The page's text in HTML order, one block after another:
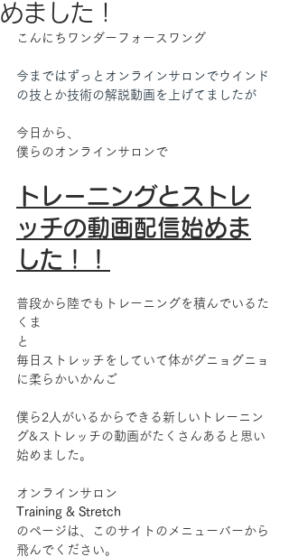
めました！
こんにちワンダーフォースワング
今まではずっとオンラインサロンでウインド
の技とか技術の解説動画を上げてましたが
今日から、
僕らのオンラインサロンで
トレーニングとストレ
ッチの動画配信始めま
した！！
普段から陸でもトレーニングを積んでいるた
くま
と
毎日ストレッチをしていて体がグニョグニョ
に柔らかいかんご
僕ら2人がいるからできる新しいトレーニン
グ&ストレッチの動画がたくさんあると思い
始めました。
オンラインサロン
Training & Stretch
のページは、このサイトのメニューバーから
飛んでください。